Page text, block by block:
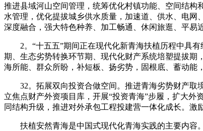
推进县域河山空间管理，统筹优化村镇功能、空间结
水管理，优化提拔城乡供水质量，加速道、供水、电网
深度融合，强大特色种养、加工畅通、休闲旅逛、平易
2。“十五五”期间正在现代化新青海扶植历程中具有
期、生态劣势转换环节期、现代化财产系统培塑提拔
海所能、群众所盼，补短板、扬劣势，固根底、蓄动能
32。拓展双向投资合做空间。推进青海劣势财产取
立焦点财产外资项目库，开展“投资青海”步履，扩大
同结构升级，推进对外承包工程投建营一体化成长。激
扶植安然青海是中国式现代化青海实践的主要内容。